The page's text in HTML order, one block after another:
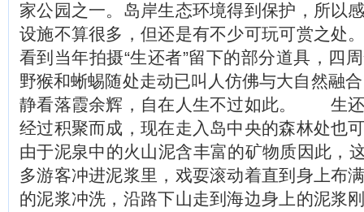
家公园之一。岛岸生态环境得到保护，所以
设施不算很多，但还是有不少可玩可赏之处
看到当年拍摄“生还者”留下的部分道具，四
野猴和蜥蜴随处走动已叫人仿佛与大自然融
静看落霞余辉，自在人生不过如此。 生还
经过积聚而成，现在走入岛中央的森林处也
由于泥泉中的火山泥含丰富的矿物质因此，
多游客冲进泥浆里，戏耍滚动着直到身上布
的泥浆冲洗，沿路下山走到海边身上的泥浆